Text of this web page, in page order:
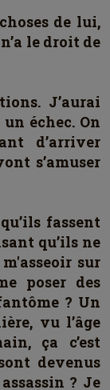
de lui,
le droit de
J’aurai
échec. On
d’arriver
s’amuser
fassent
qu’ils ne
sur
poser des
? Un
vu l’âge
ça c’est
devenus
? Je